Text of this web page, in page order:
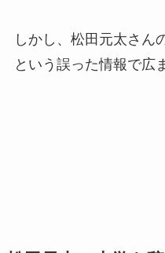
しかし、松田元太さん
という誤った情報で広